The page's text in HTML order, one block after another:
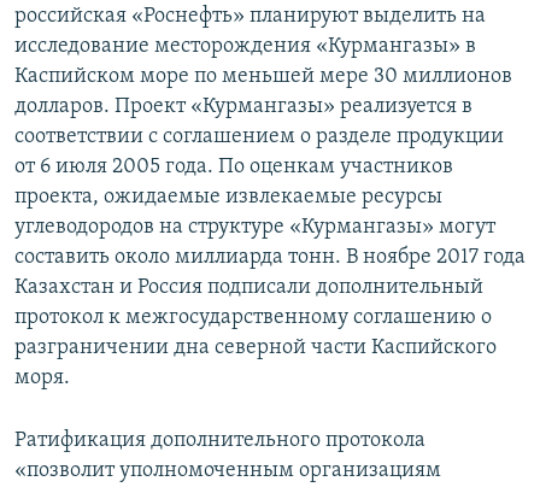
российская «Роснефть» планируют выделить на
исследование месторождения «Курмангазы» в
Каспийском море по меньшей мере 30 миллионов
долларов. Проект «Курмангазы» реализуется в
соответствии с соглашением о разделе продукции
от 6 июля 2005 года. По оценкам участников
проекта, ожидаемые извлекаемые ресурсы
углеводородов на структуре «Курмангазы» могут
составить около миллиарда тонн. В ноябре 2017 года
Казахстан и Россия подписали дополнительный
протокол к межгосударственному соглашению о
разграничении дна северной части Каспийского
моря.
Ратификация дополнительного протокола
«позволит уполномоченным организациям